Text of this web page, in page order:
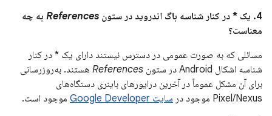
4. یک * در کنار شناسه باگ اندروید در ستون References به چه
معناست؟
مسائلی که به صورت عمومی در دسترس نیستند دارای یک * در کنار
شناسه اشکال Android در ستون
References هستند. به‌روزرسانی
برای آن مشکل عموماً در آخرین درایورهای باینری دستگاه‌های
Pixel/Nexus موجود در
سایت Google Developer
موجود است.